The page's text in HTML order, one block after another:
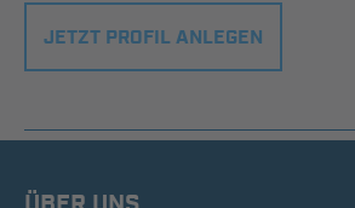
JETZT PROFIL ANLEGEN